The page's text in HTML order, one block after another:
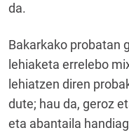
da.
Bakarkako probatan
lehiaketa errelebo
lehiatzen diren
dute; hau da, geroz
eta abantaila